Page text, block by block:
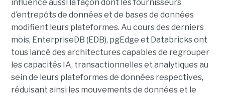
influence aussi la façon dont les fournisseurs
d’entrepôts de données et de bases de données
modifient leurs plateformes. Au cours des derniers
mois, EnterpriseDB (EDB), pgEdge et Databricks ont
tous lancé des architectures capables de regrouper
les capacités IA, transactionnelles et analytiques au
sein de leurs plateformes de données respectives,
réduisant ainsi les mouvements de données et le